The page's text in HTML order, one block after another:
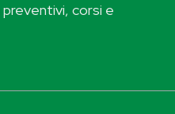
corsi e